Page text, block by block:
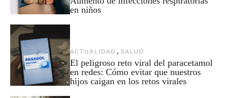
en niños
ACTUALIDAD , SALUD
El peligroso reto viral del paracetamol
en redes: Cómo evitar que nuestros
hijos caigan en los retos virales